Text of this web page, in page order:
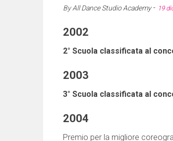
ByAll Dance Studio Academy- 19
2002
2° Scuola classificata al
2003
3° Scuola classificata al
2004
Premio per la migliore